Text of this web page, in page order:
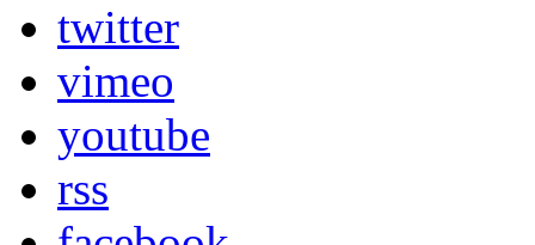
twitter
vimeo
youtube
rss